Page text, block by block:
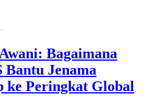
Bagaimana
Bantu Jenama
ke Peringkat Global